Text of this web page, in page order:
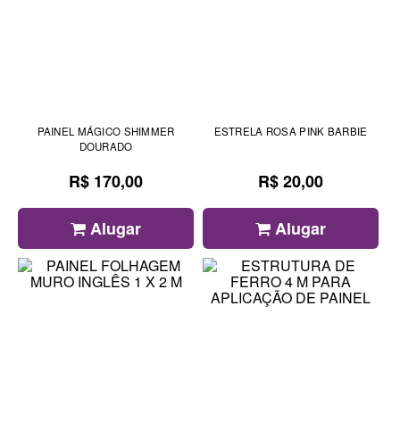
PAINEL MÁGICO SHIMMER
DOURADO
R$ 170,00
Alugar
ESTRELA ROSA PINK BARBIE
R$ 20,00
Alugar